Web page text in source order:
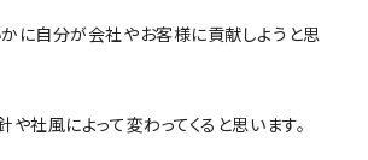
に自分が会社やお客様に貢献しようと思
や社風によって変わってくると思います。